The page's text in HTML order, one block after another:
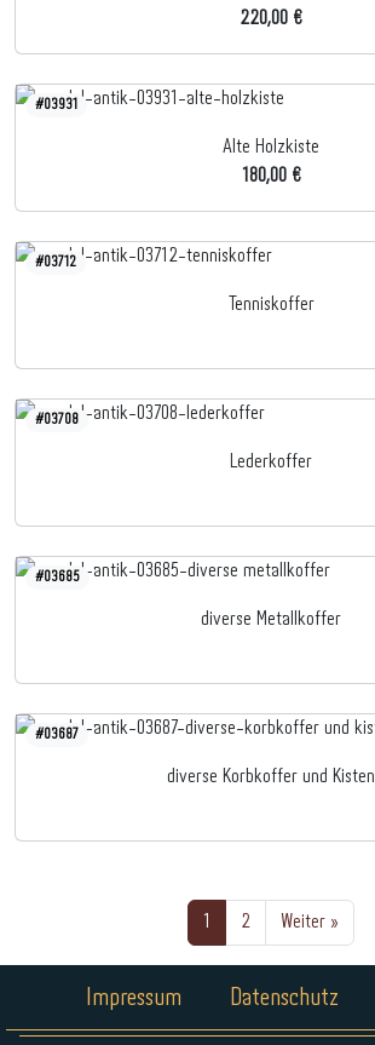
220,00 €
#03931
Alte Holzkiste
180,00 €
#03712
Tenniskoffer
#03708
Lederkoffer
#03685
diverse Metallkoffer
#03687
diverse Korbkoffer und Kisten
2 Weiter »
Impressum Datenschutz